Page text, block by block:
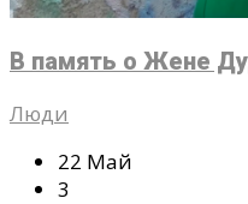
В память о Жене
Люди
22 Май
3